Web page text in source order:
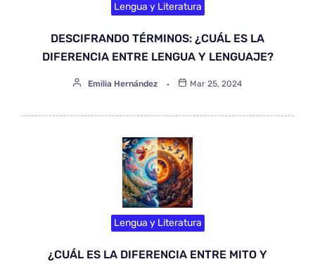
Lengua y Literatura
DESCIFRANDO TÉRMINOS: ¿CUÁL ES LA
DIFERENCIA ENTRE LENGUA Y LENGUAJE?
Emilia Hernández Mar 25, 2024
Lengua y Literatura
¿CUÁL ES LA DIFERENCIA ENTRE MITO Y